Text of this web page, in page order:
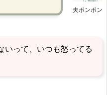
夫ポンポン
いって、いつも怒ってる